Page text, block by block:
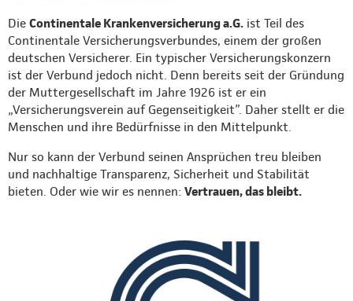
Die Continentale Krankenversicherung a.G. ist Teil des
Continentale Versicherungsverbundes, einem der großen
deutschen Versicherer. Ein typischer Versicherungskonzern
ist der Verbund jedoch nicht. Denn bereits seit der Gründung
der Muttergesellschaft im Jahre 1926 ist er ein
„Versicherungsverein auf Gegenseitigkeit”. Daher stellt er die
Menschen und ihre Bedürfnisse in den Mittelpunkt.
Nur so kann der Verbund seinen Ansprüchen treu bleiben
und nachhaltige Transparenz, Sicherheit und Stabilität
bieten. Oder wie wir es nennen: Vertrauen, das bleibt.